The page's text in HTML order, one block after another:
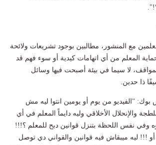
مع المنشور، مطالبين بوجود تشريعات ولائحة
المعلم من أي اتهامات كيدية أو سوء فهم قد
لا سيما في بيئة أصبحت فيها وسائل
ذا حدين.
"الفيديو من يوم أو يومين انتوا ليه مش
والإنحلال الأخلاقي وليه دايماً المعلم في أي
وفي نفس اللحظة بتنزل قوانين دبح للمعلم ؟!!!
!!! ليه ميبقاش فيه قوانين والقواني دي توصل